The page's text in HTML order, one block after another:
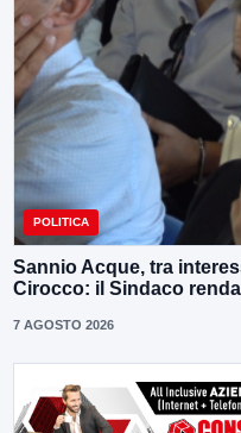
POLITICA
Sannio Acque, tra
Cirocco: il Sindaco
7 AGOSTO 2026